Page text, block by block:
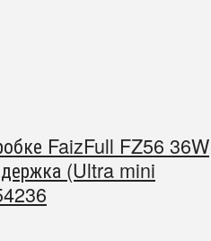
FaizFull FZ56 36W
(Ultra mini